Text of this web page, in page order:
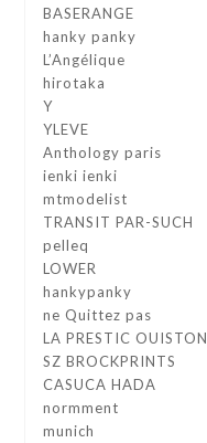
BASERANGE
hanky panky
L’Angélique
hirotaka
Y
YLEVE
Anthology paris
ienki ienki
mtmodelist
TRANSIT PAR-SUCH
pelleq
LOWER
hankypanky
ne Quittez pas
LA PRESTIC OUISTON
SZ BROCKPRINTS
CASUCA HADA
normment
munich